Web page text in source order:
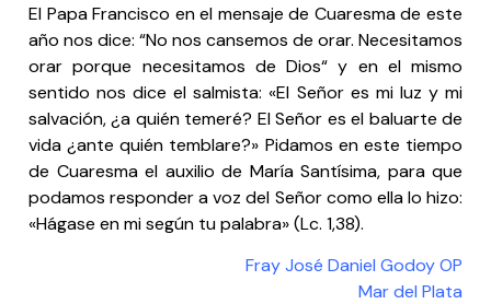
El Papa Francisco en el mensaje de Cuaresma de este
año nos dice: “No nos cansemos de orar. Necesitamos
orar porque necesitamos de Dios“ y en el mismo
sentido nos dice el salmista: «El Señor es mi luz y mi
salvación, ¿a quién temeré? El Señor es el baluarte de
vida ¿ante quién temblare?» Pidamos en este tiempo
de Cuaresma el auxilio de María Santísima, para que
podamos responder a voz del Señor como ella lo hizo:
«Hágase en mi según tu palabra» (Lc. 1,38).
Fray José Daniel Godoy OP
Mar del Plata